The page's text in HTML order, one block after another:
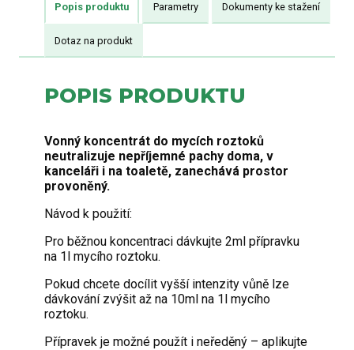
Popis produktu Parametry Dokumenty ke stažení
Dotaz na produkt
POPIS PRODUKTU
Vonný koncentrát do mycích roztoků
neutralizuje nepříjemné pachy doma, v
kanceláři i na toaletě, zanechává prostor
provoněný.
Návod k použití:
Pro běžnou koncentraci dávkujte 2ml přípravku
na 1l mycího roztoku.
Pokud chcete docílit vyšší intenzity vůně lze
dávkování zvýšit až na 10ml na 1l mycího
roztoku.
Přípravek je možné použít i neředěný – aplikujte